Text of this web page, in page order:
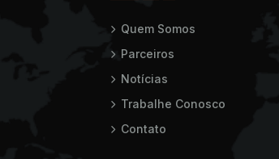
Quem Somos
Parceiros
Notícias
Trabalhe Conosco
Contato